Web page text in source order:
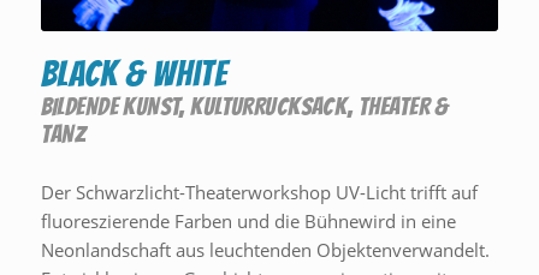
Black & White
BILDENDE KUNST,KULTURRUCKSACK, THEATER &
TANZ
Der Schwarzlicht-Theaterworkshop UV-Licht trifft auf
fluoreszierende Farben und die Bühnewird in eine
Neonlandschaft aus leuchtenden Objektenverwandelt.